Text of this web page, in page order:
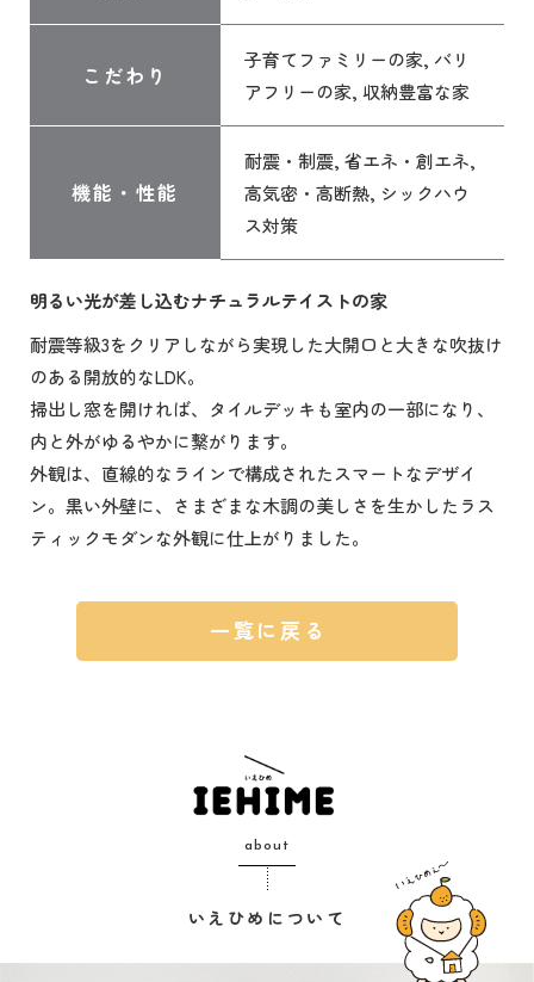
こだわり
子育てファミリーの家, バリ
アフリーの家, 収納豊富な家
機能・性能
耐震・制震, 省エネ・創エネ,
高気密・高断熱, シックハウ
ス対策
明るい光が差し込むナチュラルテイストの家
耐震等級3をクリアしながら実現した大開口と大きな吹抜け
のある開放的なLDK。
掃出し窓を開ければ、タイルデッキも室内の一部になり、
内と外がゆるやかに繋がります。
外観は、直線的なラインで構成されたスマートなデザイ
ン。黒い外壁に、さまざまな木調の美しさを生かしたラス
ティックモダンな外観に仕上がりました。
一覧に戻る
about
いえひめについて